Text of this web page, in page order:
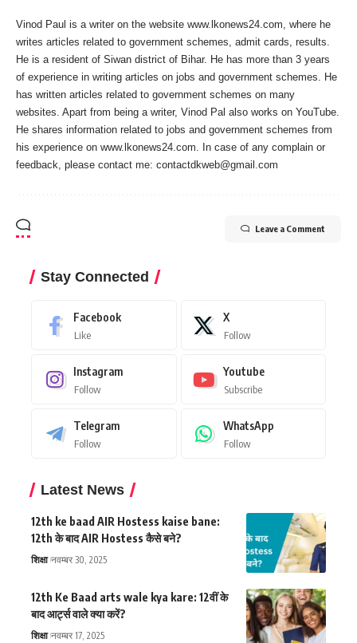
Vinod Paul is a writer on the website www.lkonews24.com, where he
writes articles related to government schemes, admit cards, results.
He is a resident of Siwan district of Bihar. He has more than 3 years
of experience in writing articles on jobs and government schemes. He
has written articles related to government schemes on many
websites. Apart from being a writer, Vinod Pal also works on YouTube.
He shares information related to jobs and government schemes from
his experience on www.lkonews24.com. In case of any complain or
feedback, please contact me: contactdkweb@gmail.com
Leave a Comment
Stay Connected
Facebook
Like
X
Follow
Instagram
Follow
Youtube
Subscribe
Telegram
Follow
WhatsApp
Follow
Latest News
12th ke baad AIR Hostess kaise bane:
12th के बाद AIR Hostess कैसे बने?
शिक्षा नवम्बर 30, 2025
12th Ke Baad arts wale kya kare: 12वीं के
बाद आर्ट्स वाले क्या करें?
शिक्षा नवम्बर 17, 2025